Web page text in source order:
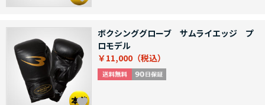
ボクシンググローブ サムライエッジ プ
ロモデル
￥11,000